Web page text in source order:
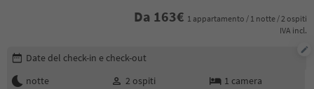
Da 163€ 1 appartamento / 1 notte / 2 ospiti
IVA incl.
Modifica i dettagli della prenotazione
Date del check-in e check-out
notte
2 ospiti 1 camera